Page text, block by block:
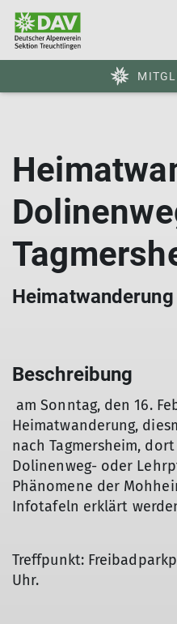
Heimatwanderung
Beschreibung
am Sonntag, den 16.
Heimatwanderung,
nach Tagmersheim,
Dolinenweg- oder
Phänomene der
Infotafeln erklärt
Treffpunkt:
Uhr.